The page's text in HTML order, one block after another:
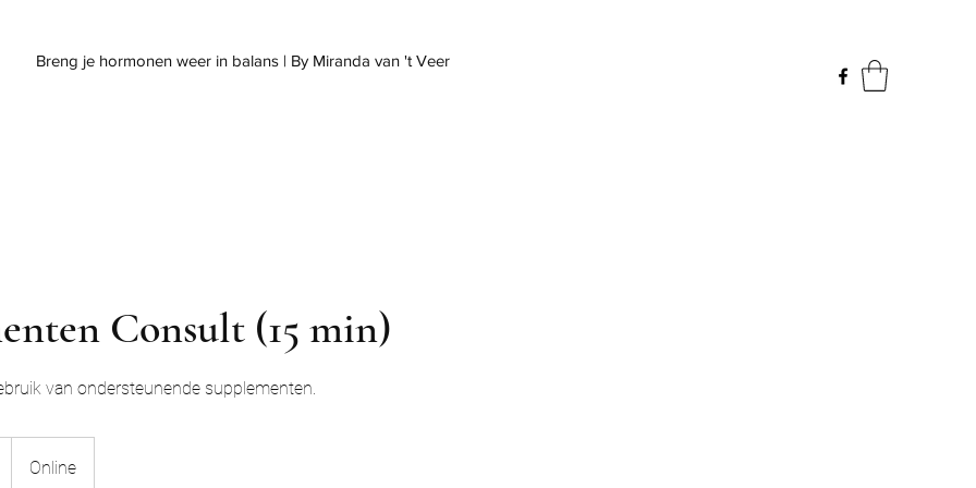
weer in balans | By Miranda van 't Veer
Consult (15 min)
van ondersteunende supplementen.
Online